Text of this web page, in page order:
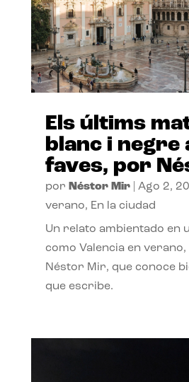
Els últims
blanc i negre
faves, por
por Néstor Mir| Ago 2,
verano, En la ciudad
Un relato ambientado en
como Valencia en
Néstor Mir, que conoce
que escribe.